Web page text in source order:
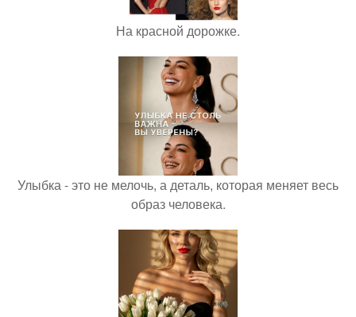
На красной дорожке.
Улыбка - это не мелочь, а деталь, которая меняет весь
образ человека.